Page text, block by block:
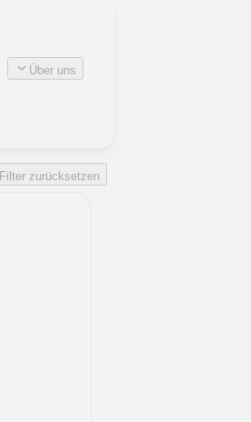
Über uns
Filter zurücksetzen